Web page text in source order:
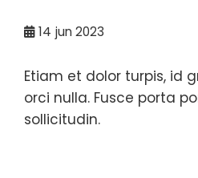
14 jun 2023
Etiam et dolor turpis, id
orci nulla. Fusce porta
sollicitudin.